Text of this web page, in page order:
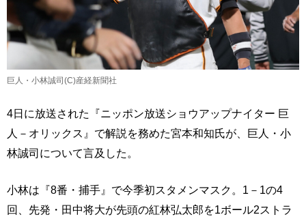
巨人・小林誠司(C)産経新聞社
4日に放送された『ニッポン放送ショウアップナイター 巨
人－オリックス』で解説を務めた宮本和知氏が、巨人・小
林誠司について言及した。
小林は『8番・捕手』で今季初スタメンマスク。1－1の4
回、先発・田中将大が先頭の紅林弘太郎を1ボール2ストラ